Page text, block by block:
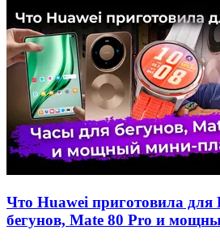
Что Huawei приготовила
бегунов, Mate 80 Pro и